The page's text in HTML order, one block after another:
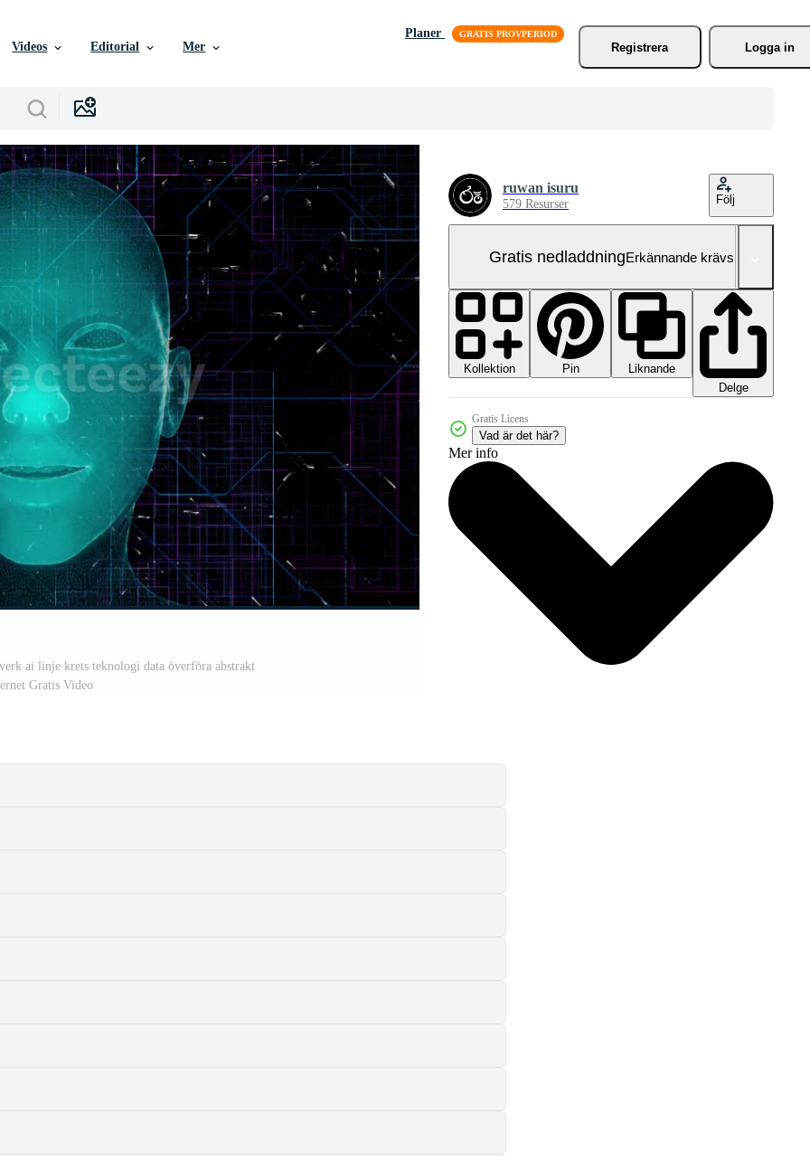
Videos Editorial Mer
Planer
Registrera
Logga in
ai linje krets teknologi data överföra abstrakt
Gratis Video
ruwan isuru
579 Resurser Följ
Gratis nedladdningErkännande krävs
Kollektion Pin
Liknande
Delge
Gratis Licens
Vad är det här?
Mer info